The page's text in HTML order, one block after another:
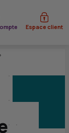
CIC Espace client